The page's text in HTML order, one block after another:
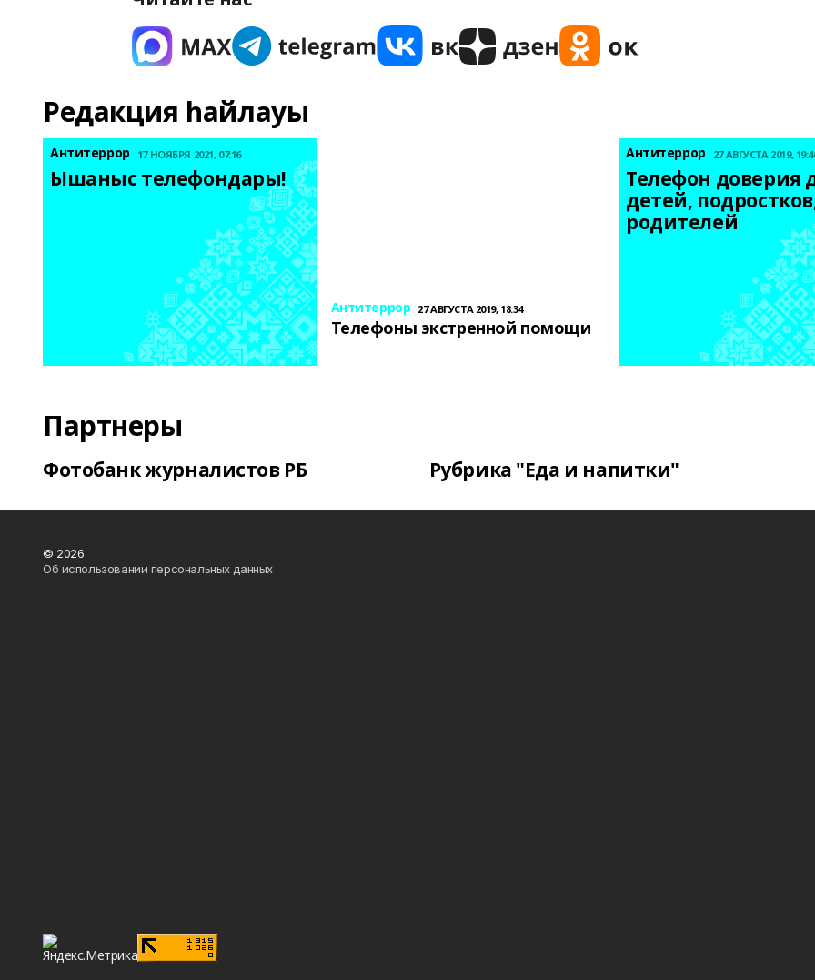
Редакция һайлауы
Антитеррор 17 НОЯБРЯ 2021, 07:16
Ышаныс телефондары!
Антитеррор 27 АВГУСТА 2019, 18:34
Телефоны экстренной помощи
Антитеррор 27 АВГУСТА 2019,
Телефон доверия
детей,
родителей
Партнеры
Фотобанк журналистов РБ Рубрика "Еда и напитки"
© 2026
Об использовании персональных данных